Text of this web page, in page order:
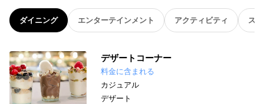
ダイニング エンターテインメント アクティビティ ス
デザートコーナー
料金に含まれる
カジュアル
デザート